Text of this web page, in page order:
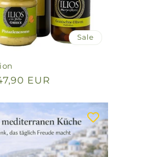
Sale
EUR